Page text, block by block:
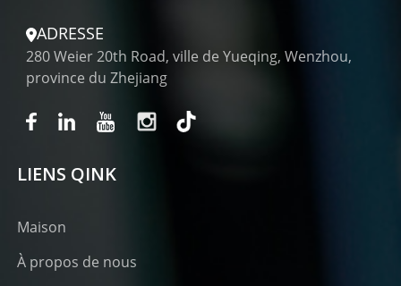
ADRESSE
280 Weier 20th Road, ville de Yueqing, Wenzhou,
province du Zhejiang
LIENS QINK
Maison
À propos de nous